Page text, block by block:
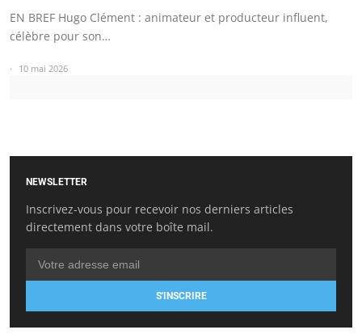
EN BREF Hugo Clément : animateur et producteur influent,
célèbre pour son…
10 mai 2026
NEWSLETTER
Inscrivez-vous pour recevoir nos derniers articles
directement dans votre boîte mail.
S'INSCRIRE